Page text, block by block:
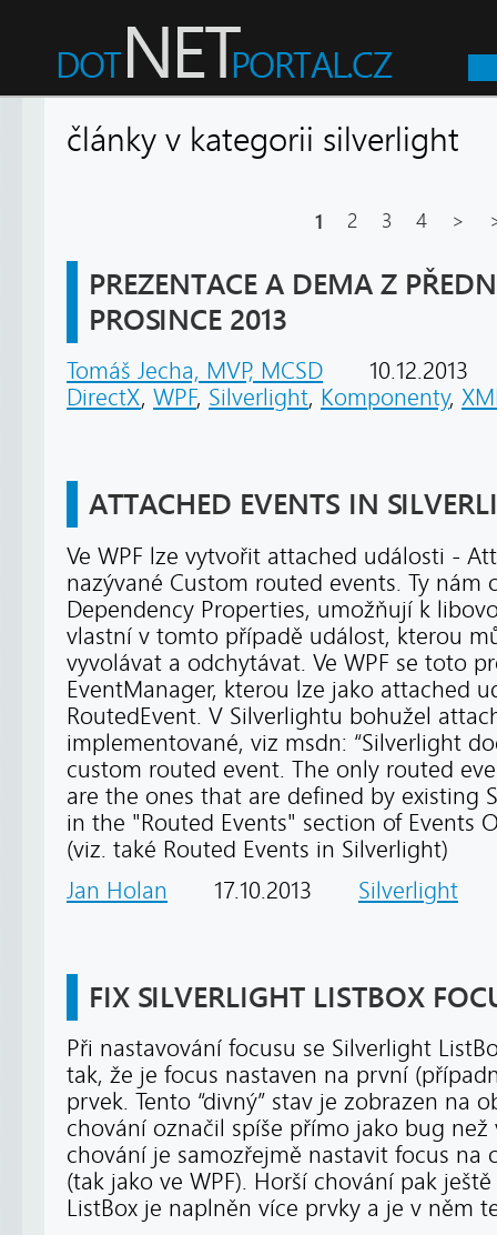
články v kategorii
1 2 3 4 >
PREZENTACE A DEMA Z
PROSINCE 2013
Tomáš Jecha, MVP, MCSD
10.12.2013
DirectX, WPF, Silverlight, Komponenty,
ATTACHED EVENTS IN
Ve WPF lze vytvořit attached události -
nazývané Custom routed events. Ty nám
Dependency Properties, umožňují k
vlastní v tomto případě událost, kterou
vyvolávat a odchytávat. Ve WPF se toto
EventManager, kterou lze jako attached
RoutedEvent. V Silverlightu bohužel
implementované, viz msdn: “Silverlight
custom routed event. The only routed
are the ones that are defined by existing
in the "Routed Events" section of Events
(viz. také Routed Events in Silverlight)
Jan Holan
17.10.2013 Silverlight
FIX SILVERLIGHT LISTBOX
Při nastavování focusu se Silverlight
tak, že je focus nastaven na první
prvek. Tento “divný” stav je zobrazen na
chování označil spíše přímo jako bug než
chování je samozřejmě nastavit focus na
(tak jako ve WPF). Horší chování pak
ListBox je naplněn více prvky a je v něm